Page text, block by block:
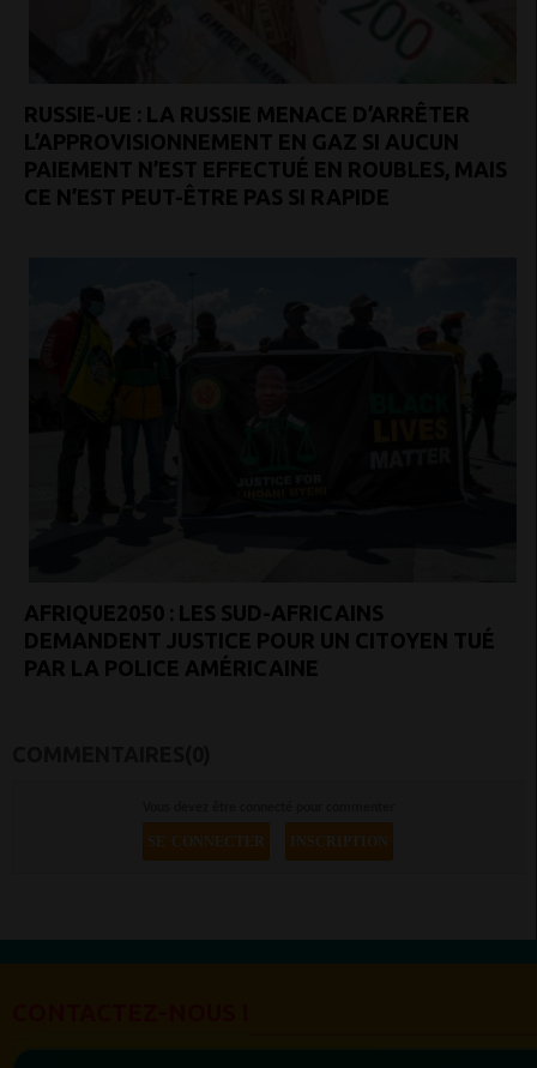
RUSSIE-UE : LA RUSSIE MENACE D’ARRÊTER
L’APPROVISIONNEMENT EN GAZ SI AUCUN
PAIEMENT N’EST EFFECTUÉ EN ROUBLES, MAIS
CE N’EST PEUT-ÊTRE PAS SI RAPIDE
AFRIQUE2050 : LES SUD-AFRICAINS
DEMANDENT JUSTICE POUR UN CITOYEN TUÉ
PAR LA POLICE AMÉRICAINE
SE CONNECTER INSCRIPTION